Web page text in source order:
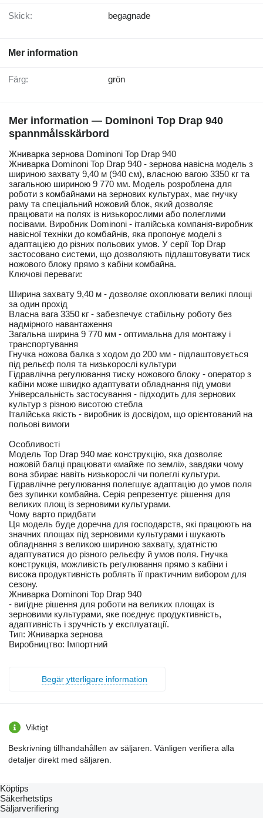
Skick: begagnade
Mer information
Färg: grön
Mer information — Dominoni Top Drap 940
spannmålsskärbord
Жниварка зернова Dominoni Top Drap 940
Жниварка Dominoni Top Drap 940 - зернова навісна модель з
шириною захвату 9,40 м (940 см), власною вагою 3350 кг та
загальною шириною 9 770 мм. Модель розроблена для
роботи з комбайнами на зернових культурах, має гнучку
раму та спеціальний ножовий блок, який дозволяє
працювати на полях із низькорослими або полеглими
посівами. Виробник Dominoni - італійська компанія‑виробник
навісної техніки до комбайнів, яка пропонує моделі з
адаптацією до різних польових умов. У серії Top Drap
застосовано системи, що дозволяють підлаштовувати тиск
ножового блоку прямо з кабіни комбайна.
Ключові переваги:
Ширина захвату 9,40 м - дозволяє охоплювати великі площі
за один прохід
Власна вага 3350 кг - забезпечує стабільну роботу без
надмірного навантаження
Загальна ширина 9 770 мм - оптимальна для монтажу і
транспортування
Гнучка ножова балка з ходом до 200 мм - підлаштовується
під рельєф поля та низькорослі культури
Гідравлічна регулювання тиску ножового блоку - оператор з
кабіни може швидко адаптувати обладнання під умови
Універсальність застосування - підходить для зернових
культур з різною висотою стебла
Італійська якість - виробник із досвідом, що орієнтований на
польові вимоги
Особливості
Модель Top Drap 940 має конструкцію, яка дозволяє
ножовій балці працювати «майже по землі», завдяки чому
вона збирає навіть низькорослі чи полеглі культури.
Гідравлічне регулювання полегшує адаптацію до умов поля
без зупинки комбайна. Серія репрезентує рішення для
великих площ із зерновими культурами.
Чому варто придбати
Ця модель буде доречна для господарств, які працюють на
значних площах під зерновими культурами і шукають
обладнання з великою шириною захвату, здатністю
адаптуватися до різного рельєфу й умов поля. Гнучка
конструкція, можливість регулювання прямо з кабіни і
висока продуктивність роблять її практичним вибором для
сезону.
Жниварка Dominoni Top Drap 940
- вигідне рішення для роботи на великих площах із
зерновими культурами, яке поєднує продуктивність,
адаптивність і зручність у експлуатації.
Тип: Жниварка зернова
Виробництво: Імпортний
Begär ytterligare information
Viktigt
Beskrivning tillhandahållen av säljaren. Vänligen verifiera alla
detaljer direkt med säljaren.
Köptips
Säkerhetstips
Säljarverifiering